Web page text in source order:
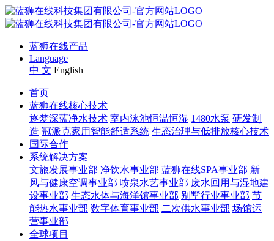
蓝狮在线产品
Language
中 文 English
首页
蓝狮在线核心技术
逐梦深蓝净水技术 室内泳池恒温恒湿 1480水泵 研发制
造 冠派克家用智能舒适系统 生态治理与低排放核心技术
国际合作
系统解决方案
文旅发展事业部 净饮水事业部 蓝狮在线SPA事业部 新
风与健康空调事业部 喷泉水艺事业部 废水回用与湿地建
设事业部 生态水体与海洋馆事业部 别墅行业事业部 节
能热水事业部 数字体育事业部 二次供水事业部 场馆运
营事业部
全球项目